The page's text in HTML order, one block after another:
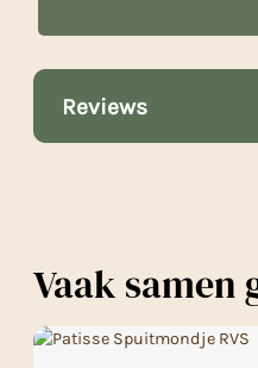
Reviews
Vaak samen